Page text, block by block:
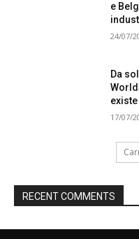
e
24/07/
Da
17/07/
RECENT COMMENTS